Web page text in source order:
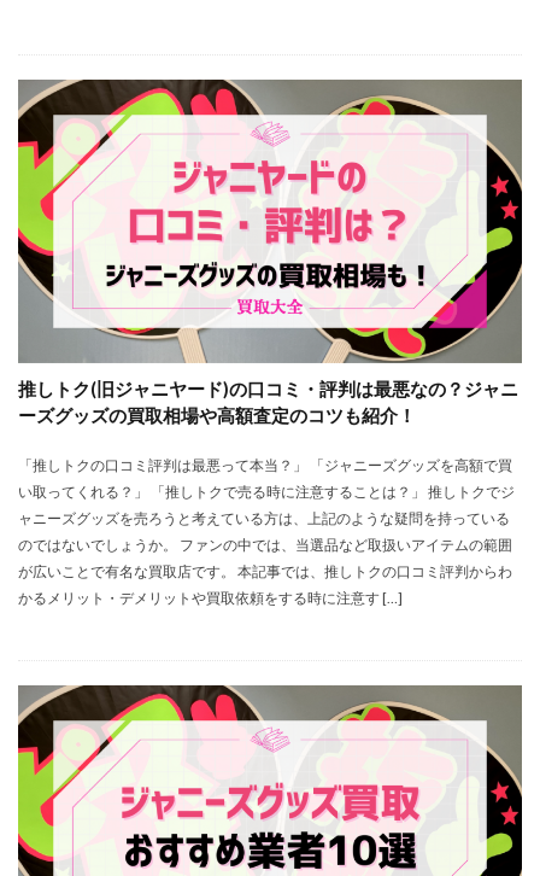
推しトク(旧ジャニヤード)の口コミ・評判は最悪なの？ジャニ
ーズグッズの買取相場や高額査定のコツも紹介！
「推しトクの口コミ評判は最悪って本当？」 「ジャニーズグッズを高額で買
い取ってくれる？」 「推しトクで売る時に注意することは？」 推しトクでジ
ャニーズグッズを売ろうと考えている方は、上記のような疑問を持っている
のではないでしょうか。 ファンの中では、当選品など取扱いアイテムの範囲
が広いことで有名な買取店です。 本記事では、推しトクの口コミ評判からわ
かるメリット・デメリットや買取依頼をする時に注意す […]